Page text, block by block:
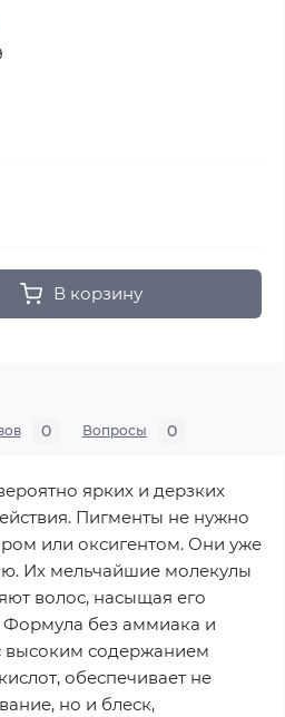
В корзину
0 Вопросы 0
ярких и дерзких
Пигменты не нужно
или оксигентом. Они уже
Их мельчайшие молекулы
волос, насыщая его
без аммиака и
высоким содержанием
обеспечивает не
но и блеск,